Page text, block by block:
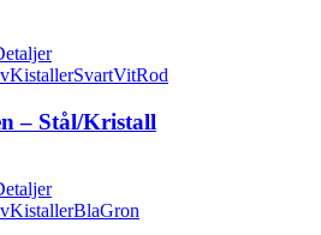
– Stål/Kristall